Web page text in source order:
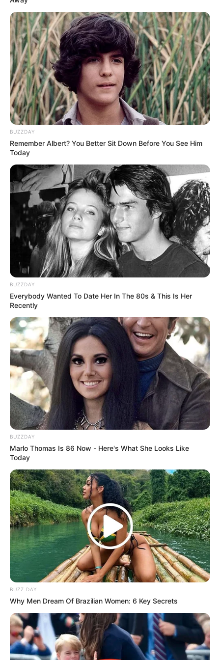
(foto: instagram/firgaaa)
2. Siapa mau piknik bareng si cantik ini?
BUZZDAY
Remember Albert? You Better Sit Down Before You See Him
Today
BUZZDAY
Everybody Wanted To Date Her In The 80s & This Is Her
Recently
BUZZDAY
Marlo Thomas Is 86 Now - Here's What She Looks Like
Today
BUZZ DAY
Why Men Dream Of Brazilian Women: 6 Key Secrets